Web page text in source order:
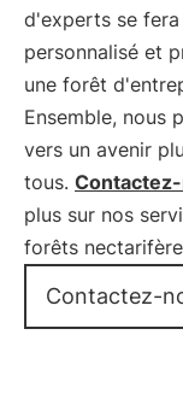
d'experts se
personnalisé et
une forêt
Ensemble, nous
vers un avenir
tous.
plus sur nos
forêts
Contactez-